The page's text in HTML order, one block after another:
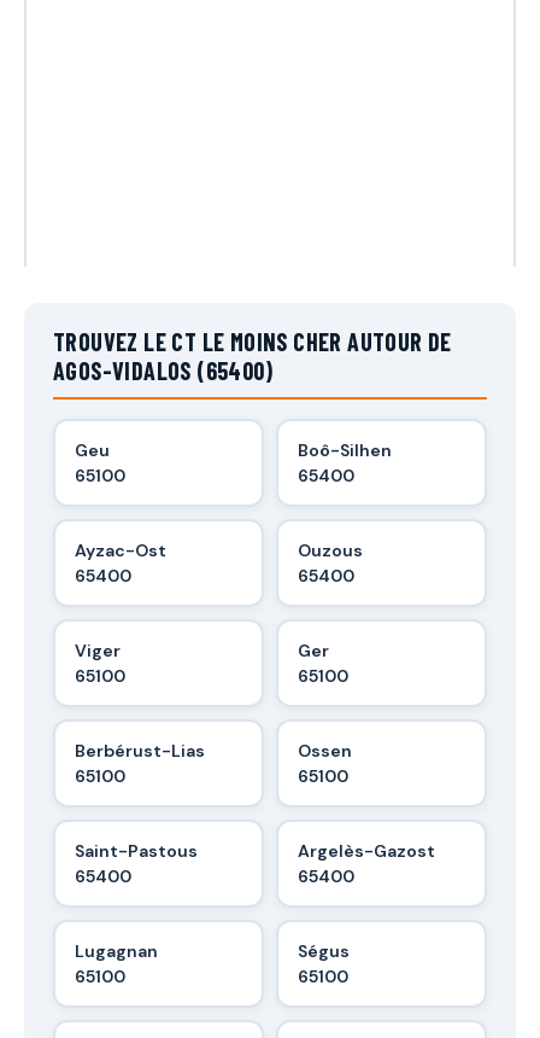
TROUVEZ LE CT LE MOINS CHER AUTOUR DE
AGOS-VIDALOS (65400)
Geu
65100
Boô-Silhen
65400
Ayzac-Ost
65400
Ouzous
65400
Viger
65100
Ger
65100
Berbérust-Lias
65100
Ossen
65100
Saint-Pastous
65400
Argelès-Gazost
65400
Lugagnan
65100
Ségus
65100